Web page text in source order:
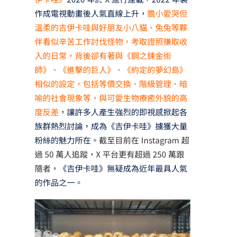
作成電視動畫後人氣直線上升， 膽小愛哭但
溫柔的吉伊卡哇與好朋友小八貓、兔兔等夥
伴看似辛苦工作討伐怪物，考取證照賺取收
入的日常，背後卻有著與《鋼之鍊金術
師》、《進擊的巨人》、《約定的夢幻島》
相似的設定，包括等價交換、階級管理、暗
喻的社會現象等，與可愛生物療癒外貌的高
度反差 ，讓許多人產生強烈的即視感掀起各
族群熱烈討論，成為《吉伊卡哇》擄獲大量
粉絲的魅力所在。 截至目前在 Instagram 超
過 50 萬人追蹤，X 平台更有超過 250 萬跟
隨者 ，《吉伊卡哇》無疑成為近年最具人氣
的作品之一。